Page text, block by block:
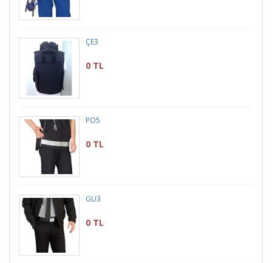
ÇE3
0 TL
PO5
0 TL
GÜ3
0 TL